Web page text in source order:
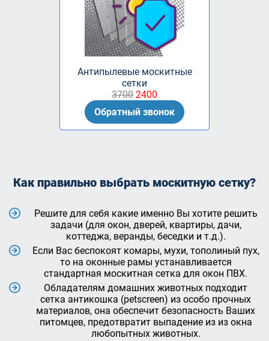
Антипылевые москитные
сетки
3700 2400
Обратный звонок
Как правильно выбрать москитную сетку?
Решите для себя какие именно Вы хотите решить
задачи (для окон, дверей, квартиры, дачи,
коттеджа, веранды, беседки и т.д.).
Если Вас беспокоят комары, мухи, тополиный пух,
то на оконные рамы устанавливается
стандартная москитная сетка для окон ПВХ.
Обладателям домашних животных подходит
сетка антикошка (petscreen) из особо прочных
материалов, она обеспечит безопасность Ваших
питомцев, предотвратит выпадение из из окна
любопытных животных.